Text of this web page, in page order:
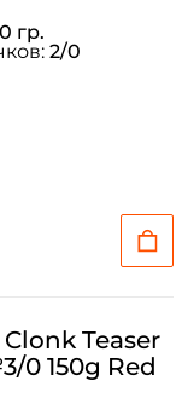
гр.
2/0
Teaser
0 150g Red